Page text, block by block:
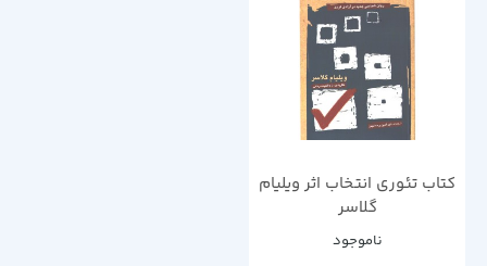
کتاب تئوری انتخاب اثر ویلیام
گلاسر
ناموجود